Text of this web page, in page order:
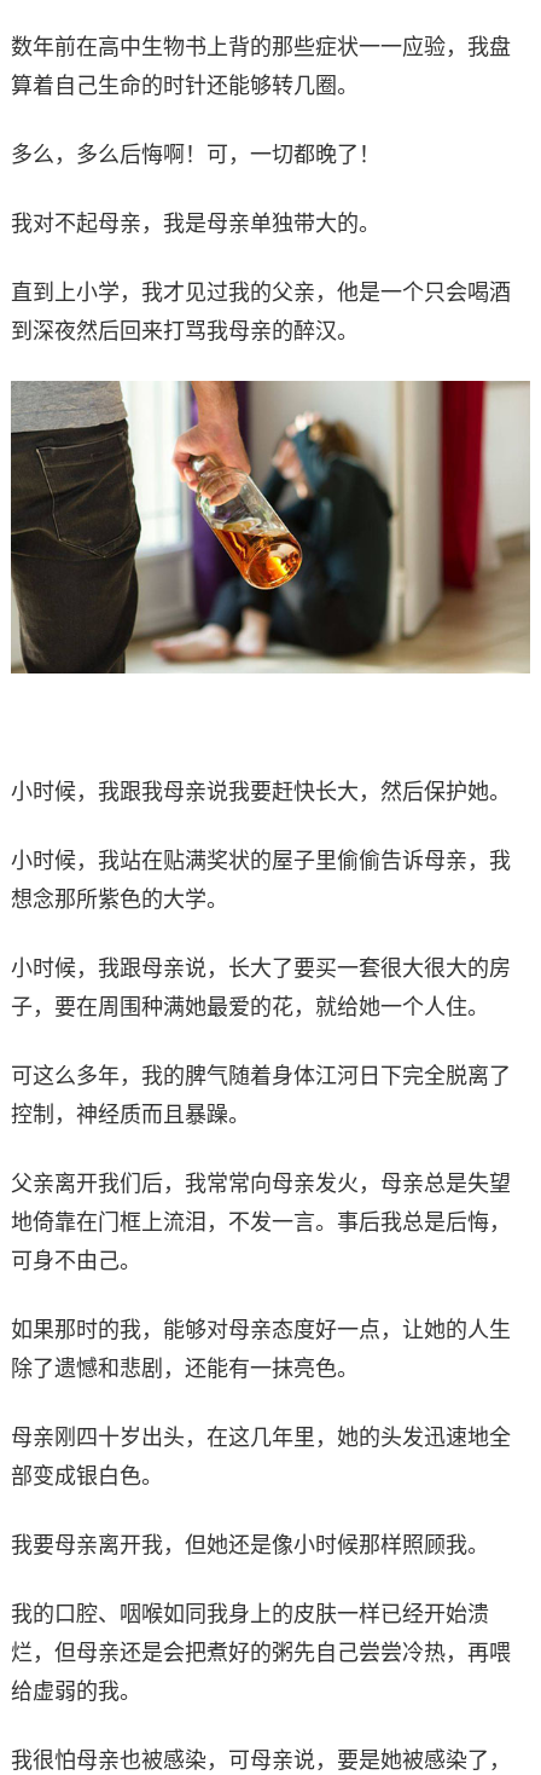
数年前在高中生物书上背的那些症状一一应验，我盘
算着自己生命的时针还能够转几圈。
多么，多么后悔啊！可，一切都晚了！
我对不起母亲，我是母亲单独带大的。
直到上小学，我才见过我的父亲，他是一个只会喝酒
到深夜然后回来打骂我母亲的醉汉。
小时候，我跟我母亲说我要赶快长大，然后保护她。
小时候，我站在贴满奖状的屋子里偷偷告诉母亲，我
想念那所紫色的大学。
小时候，我跟母亲说，长大了要买一套很大很大的房
子，要在周围种满她最爱的花，就给她一个人住。
可这么多年，我的脾气随着身体江河日下完全脱离了
控制，神经质而且暴躁。
父亲离开我们后，我常常向母亲发火，母亲总是失望
地倚靠在门框上流泪，不发一言。事后我总是后悔，
可身不由己。
如果那时的我，能够对母亲态度好一点，让她的人生
除了遗憾和悲剧，还能有一抹亮色。
母亲刚四十岁出头，在这几年里，她的头发迅速地全
部变成银白色。
我要母亲离开我，但她还是像小时候那样照顾我。
我的口腔、咽喉如同我身上的皮肤一样已经开始溃
烂，但母亲还是会把煮好的粥先自己尝尝冷热，再喂
给虚弱的我。
我很怕母亲也被感染，可母亲说，要是她被感染了，